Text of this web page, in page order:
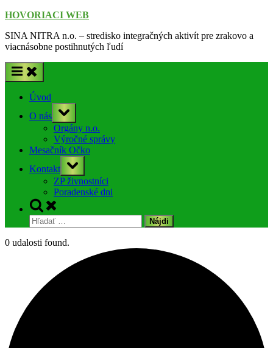
Skip
content
HOVORIACI WEB
SINA NITRA n.o. – stredisko integračných aktivít pre zrakovo a
viacnásobne postihnutých ľudí
Úvod
O nás
Toggle
sub-
menu
Orgány n.o.
Výročné správy
Mesačník Očko
Kontakt
Toggle
sub-
menu
ZP živnostníci
Poradenské dni
Toggle
search
form
Hľadať:
0 udalosti found.